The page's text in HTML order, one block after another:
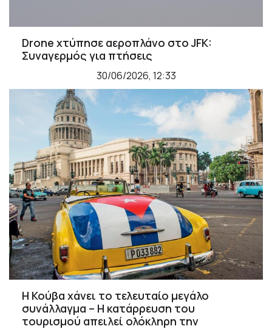
Drone χτύπησε αεροπλάνο στο JFK:
Συναγερμός για πτήσεις
30/06/2026, 12:33
Η Κούβα χάνει το τελευταίο μεγάλο
συνάλλαγμα – Η κατάρρευση του
τουρισμού απειλεί ολόκληρη την